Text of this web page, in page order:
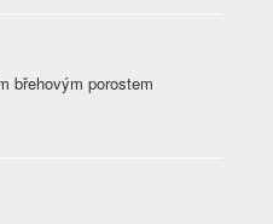
břehovým porostem